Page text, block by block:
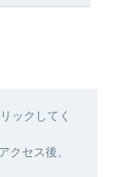
ックしてく
クセス後、